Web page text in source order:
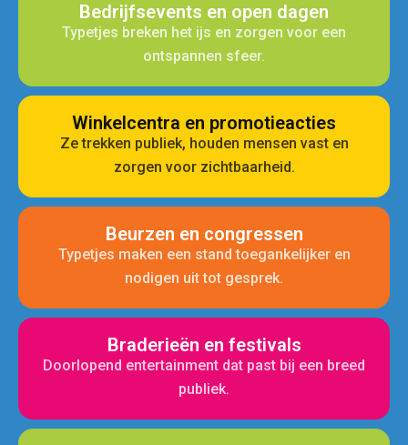
Bedrijfsevents en open dagen
Typetjes breken het ijs en zorgen voor een
ontspannen sfeer.
Winkelcentra en promotieacties
Ze trekken publiek, houden mensen vast en
zorgen voor zichtbaarheid.
Beurzen en congressen
Typetjes maken een stand toegankelijker en
nodigen uit tot gesprek.
Braderieën en festivals
Doorlopend entertainment dat past bij een breed
publiek.